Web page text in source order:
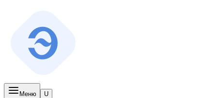
Меню U